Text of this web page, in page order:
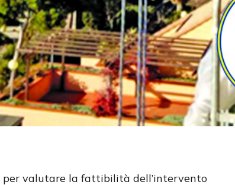
per valutare la fattibilità dell’intervento